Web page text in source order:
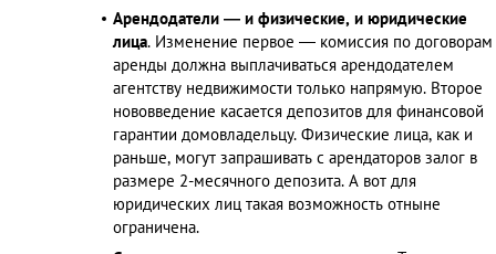
Арендодатели — и физические, и юридические
лица. Изменение первое — комиссия по договорам
аренды должна выплачиваться арендодателем
агентству недвижимости только напрямую. Второе
нововведение касается депозитов для финансовой
гарантии домовладельцу. Физические лица, как и
раньше, могут запрашивать с арендаторов залог в
размере 2-месячного депозита. А вот для
юридических лиц такая возможность отныне
ограничена.